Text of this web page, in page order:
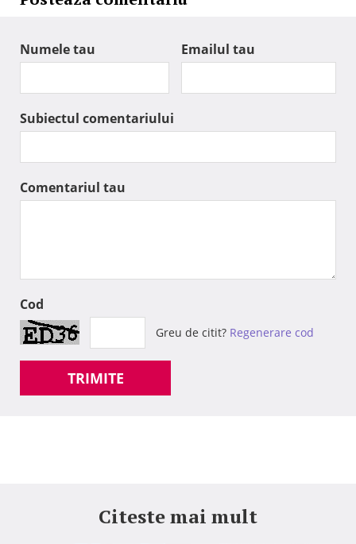
Numele tau Emailul tau
Subiectul comentariului
Comentariul tau
Cod
Greu de citit? Regenerare cod
TRIMITE
Citeste mai mult